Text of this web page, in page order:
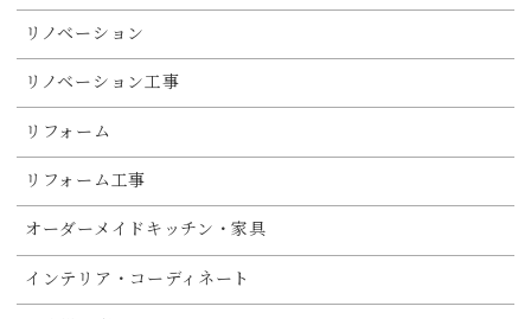
リノベーション
リノベーション工事
リフォーム
リフォーム工事
オーダーメイドキッチン・家具
インテリア・コーディネート